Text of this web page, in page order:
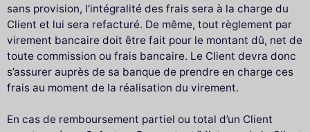
sans provision, l’intégralité des frais sera à la charge du
Client et lui sera refacturé. De même, tout règlement par
virement bancaire doit être fait pour le montant dû, net de
toute commission ou frais bancaire. Le Client devra donc
s’assurer auprès de sa banque de prendre en charge ces
frais au moment de la réalisation du virement.
En cas de remboursement partiel ou total d’un Client